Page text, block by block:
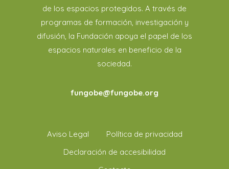
de los espacios protegidos. A través de
programas de formación, investigación y
difusión, la Fundación apoya el papel de los
espacios naturales en beneficio de la
sociedad.
fungobe@fungobe.org
Aviso Legal
Política de privacidad
Declaración de accesibilidad